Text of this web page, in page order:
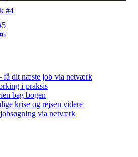
#4
få dit næste job via netværk
i praksis
bag bogen
krise og rejsen videre
via netværk